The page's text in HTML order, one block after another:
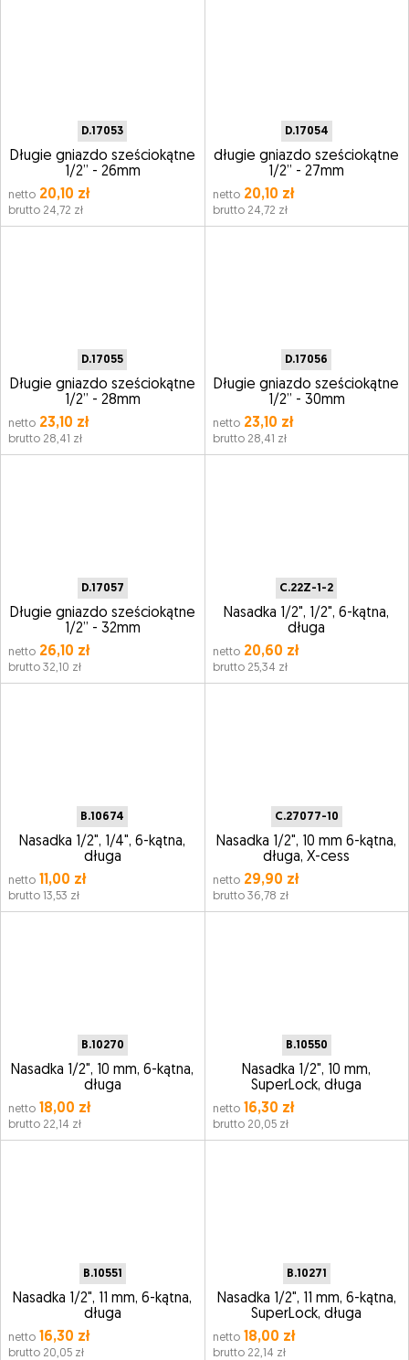
D.17053
Długie gniazdo sześciokątne
1/2” - 26mm
netto 20,10 zł
brutto 24,72 zł
D.17054
długie gniazdo sześciokątne
1/2” - 27mm
netto20,10 zł
brutto 24,72 zł
D.17055
Długie gniazdo sześciokątne
1/2” - 28mm
netto 23,10 zł
brutto 28,41 zł
D.17056
Długie gniazdo sześciokątne
1/2” - 30mm
netto23,10 zł
brutto 28,41 zł
D.17057
Długie gniazdo sześciokątne
1/2” - 32mm
netto 26,10 zł
brutto 32,10 zł
C.22Z-1-2
Nasadka 1/2", 1/2", 6-kątna,
długa
netto20,60 zł
brutto 25,34 zł
B.10674
Nasadka 1/2", 1/4", 6-kątna,
długa
netto 11,00 zł
brutto 13,53 zł
C.27077-10
Nasadka 1/2", 10 mm 6-kątna,
długa, X-cess
netto29,90 zł
brutto 36,78 zł
B.10270
Nasadka 1/2", 10 mm, 6-kątna,
długa
netto 18,00 zł
brutto 22,14 zł
B.10550
Nasadka 1/2", 10 mm,
SuperLock, długa
netto16,30 zł
brutto 20,05 zł
B.10551
Nasadka 1/2", 11 mm, 6-kątna,
długa
netto 16,30 zł
brutto 20,05 zł
B.10271
Nasadka 1/2", 11 mm, 6-kątna,
SuperLock, długa
netto18,00 zł
brutto 22,14 zł